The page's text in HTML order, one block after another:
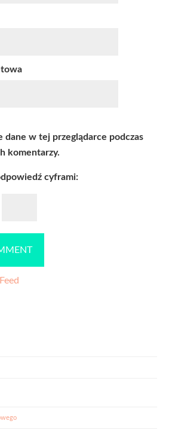
dane w tej przeglądarce podczas
komentarzy.
cyframi: